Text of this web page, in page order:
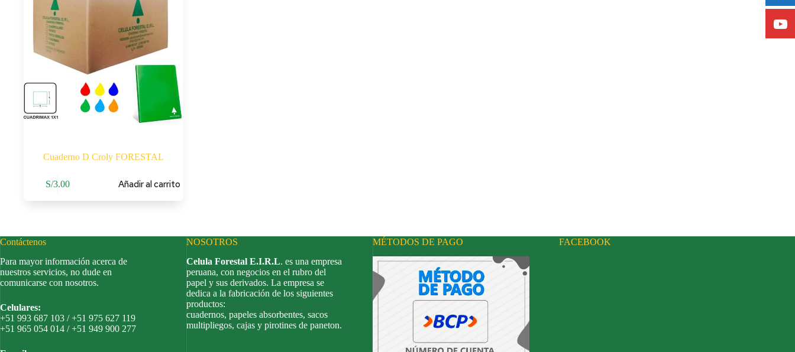
Cuaderno D Croly FORESTAL
S/3.00 Añadir al carrito
Contáctenos
Para mayor información acerca de
nuestros servicios, no dude en
comunicarse con nosotros.
Celulares:
+51 993 687 103 / +51 975 627 119
+51 965 054 014 / +51 949 900 277
NOSOTROS
Celula Forestal E.I.R.L. es una empresa
peruana, con negocios en el rubro del
papel y sus derivados. La empresa se
dedica a la fabricación de los siguientes
productos:
cuadernos, papeles absorbentes, sacos
multipliegos, cajas y pirotines de paneton.
MÉTODOS DE PAGO FACEBOOK